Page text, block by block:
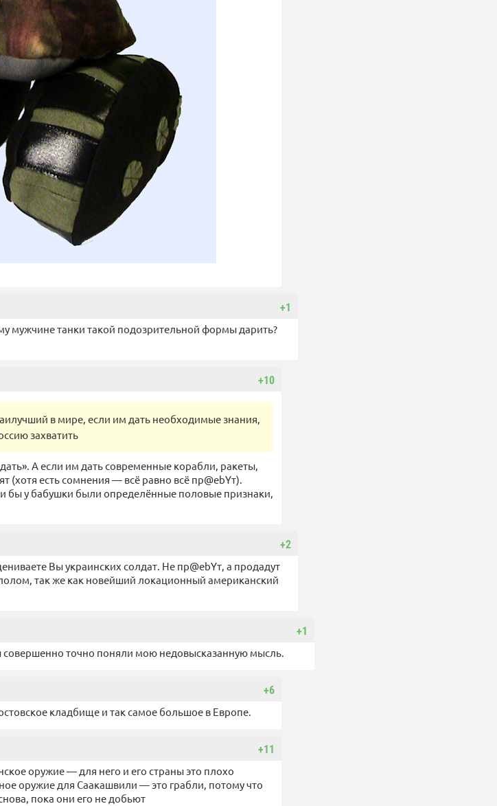
+1
мужчине танки такой подозрительной формы дарить?
+10
в мире, если им дать необходимые знания,
захватить
А если им дать современные корабли, ракеты,
(хотя есть сомнения — всё равно всё пр@ebYт).
бы у бабушки были определённые половые признаки,
+2
Вы украинских солдат. Не пр@ebYт, а продадут
так же как новейший локационный американский
+1
совершенно точно поняли мою недовысказанную мысль.
+6
кладбище и так самое большое в Европе.
+11
оружие — для него и его страны это плохо
оружие для Саакашвили — это грабли, потому что
пока они его не добьют